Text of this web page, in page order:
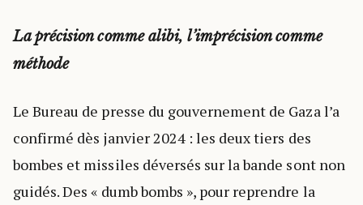
La précision comme alibi, l’imprécision comme
méthode
Le Bureau de presse du gouvernement de Gaza l’a
confirmé dès janvier 2024 : les deux tiers des
bombes et missiles déversés sur la bande sont non
guidés. Des « dumb bombs », pour reprendre la